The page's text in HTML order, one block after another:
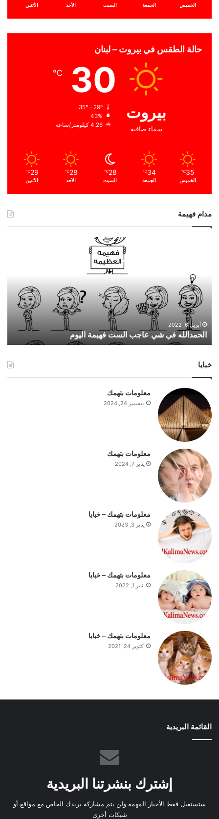
الخميس الجمعة السبت الأحد الأثنين
حالة الطقس في بيروت – لبنان
بيروت
سماء صافية
30
℃
43%
4.26 كيلومتر/ساعة
35
℃
الخميس
34
℃
الجمعة
28
℃
السبت
28
℃
الأحد
29
℃
الأثنين
مدام فهيمة
ي
ي
ع
ب
ا
ل
ه
ي
م
ي
و
م
أبريل 6, 2022
الحمدالله في شي عاجب الست فهيمة اليوم
خبايا
معلومات بتهمك
ديسمبر 24, 2024
معلومات بتهمك
يناير 7, 2024
معلومات بتهمك – خبايا
يناير 3, 2023
معلومات بتهمك – خبايا
يناير 1, 2022
معلومات بتهمك – خبايا
أكتوبر 24, 2021
القائمة البريدية
إشترك بنشرتنا البريدية
ستستقبل فقط الأخبار المهمة ولن يتم مشاركة بريدك الخاص مع مواقع أو
شبكات أخرى